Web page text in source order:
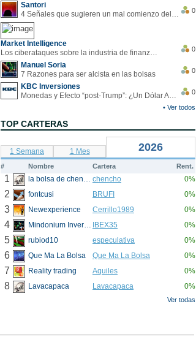
Santori
4 Señales que sugieren un mal comienzo del 3T de la economía EEUU
0
Market Intelligence
Los ciberataques sobre la industria de finanzas se han duplicado este año
0
Manuel Soria
7 Razones para ser alcista en las bolsas
0
KBC Inversiones
Monedas y Efecto “post-Trump”: ¿Un Dólar Americano operando en rangos?
0
• Ver todos
TOP CARTERAS
1 Semana 1 Mes 2026
# Nombre Cartera Rent.
1 la bolsa de chencho chencho 0%
2 fontcusi BRUFI 0%
3 Newexperience Cerrillo1989 0%
4 Mindonium Inversions IBEX35 0%
5 rubiod10 especulativa 0%
6 Que Ma La Bolsa Que Ma La Bolsa 0%
7 Reality trading Aquiles 0%
8 Lavacapaca Lavacapaca 0%
Ver todas